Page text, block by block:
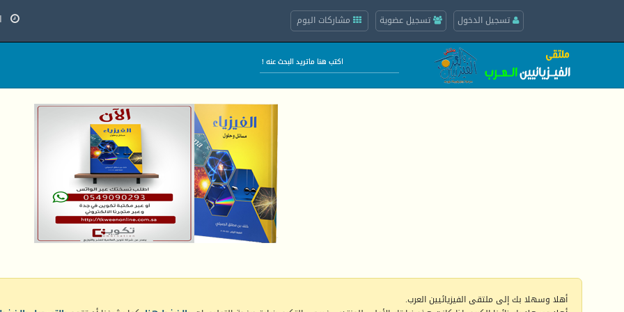
تسجيل الدخول تسجيل عضوية مشاركات اليوم
أهلا وسهلا بك إلى ملتقى الفيزيائيين العرب.